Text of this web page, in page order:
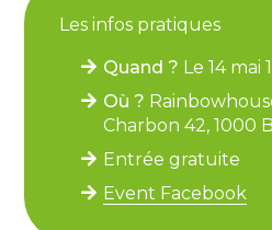
Les infos pratiques
Quand ? Le 14 mai
Où ?
Charbon 42, 1000
Entrée gratuite
Event Facebook